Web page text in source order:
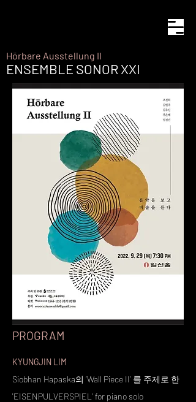
Hörbare Ausstellung II
ENSEMBLE SONOR XXI
PROGRAM
KYUNGJIN LIM
Siobhan Hapaska의 ‘Wall Piece II’ 를 주제로 한
'EISENPULVERSPIEL' for piano solo